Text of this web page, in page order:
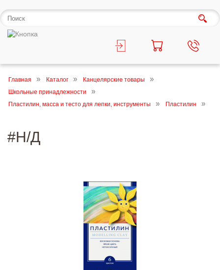
Главная Каталог
Канцелярские товары
Школьные принадлежности
Пластилин, масса и тесто для лепки, инструменты
Пластилин
#Н/Д